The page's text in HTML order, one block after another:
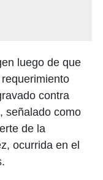
luego de que
contra
, señalado como
de la
ocurrida en el